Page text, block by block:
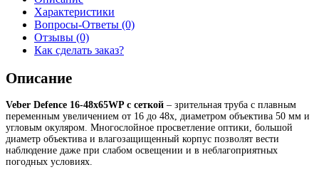
Характеристики
Вопросы-Ответы (0)
Отзывы (0)
Как сделать заказ?
Описание
Veber Defence 16-48х65WP с сеткой – зрительная труба с плавным
переменным увеличением от 16 до 48х, диаметром объектива 50 мм и
угловым окуляром. Многослойное просветление оптики, большой
диаметр объектива и влагозащищенный корпус позволят вести
наблюдение даже при слабом освещении и в неблагоприятных
погодных условиях.